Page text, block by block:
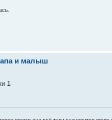
и малыш
1-